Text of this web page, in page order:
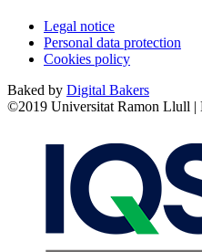
Legal notice
Personal data protection
Cookies policy
Baked by Digital Bakers
©2019 Universitat Ramon Llull |